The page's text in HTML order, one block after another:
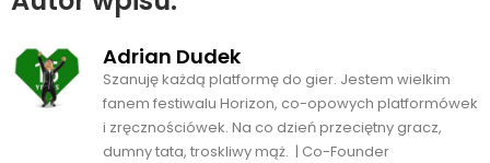
Adrian Dudek
Szanuję każdą platformę do gier. Jestem wielkim
fanem festiwalu Horizon, co-opowych platformówek
i zręcznościówek. Na co dzień przeciętny gracz,
dumny tata, troskliwy mąż. | Co-Founder